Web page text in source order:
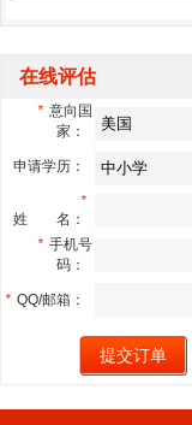
在线评估
* 意向国
家：
申请学历：
*
姓 名：
* 手机号
码：
* QQ/邮箱：